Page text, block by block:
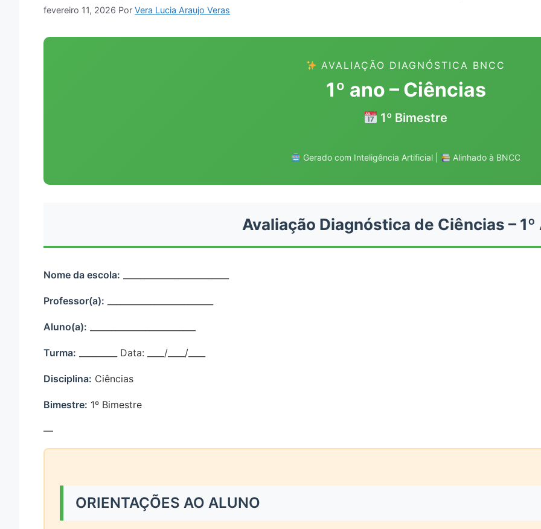
fevereiro 11, 2026 Por Vera Lucia Araujo Veras
AVALIAÇÃO DIAGNÓSTICA BNCC
1º ano – Ciências
1º Bimestre
Gerado com Inteligência Artificial | Alinhado à BNCC
Avaliação Diagnóstica de Ciências – 1º
Nome da escola:
Professor(a):
Aluno(a):
Turma: _________ Data: ____/____/____
Disciplina: Ciências
Bimestre: 1º Bimestre
—
ORIENTAÇÕES AO ALUNO